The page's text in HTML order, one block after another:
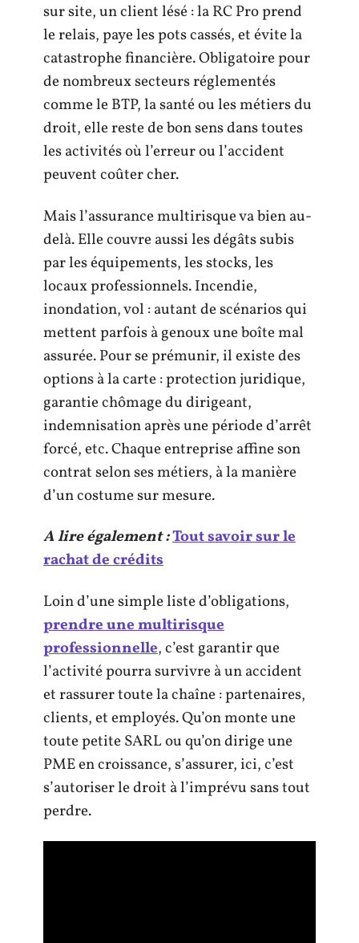
sur site, un client lésé : la RC Pro prend
le relais, paye les pots cassés, et évite la
catastrophe financière. Obligatoire pour
de nombreux secteurs réglementés
comme le BTP, la santé ou les métiers du
droit, elle reste de bon sens dans toutes
les activités où l’erreur ou l’accident
peuvent coûter cher.
Mais l’assurance multirisque va bien au-
delà. Elle couvre aussi les dégâts subis
par les équipements, les stocks, les
locaux professionnels. Incendie,
inondation, vol : autant de scénarios qui
mettent parfois à genoux une boîte mal
assurée. Pour se prémunir, il existe des
options à la carte : protection juridique,
garantie chômage du dirigeant,
indemnisation après une période d’arrêt
forcé, etc. Chaque entreprise affine son
contrat selon ses métiers, à la manière
d’un costume sur mesure.
A lire également :Tout savoir sur le
rachat de crédits
Loin d’une simple liste d’obligations,
prendre une multirisque
professionnelle, c’est garantir que
l’activité pourra survivre à un accident
et rassurer toute la chaîne : partenaires,
clients, et employés. Qu’on monte une
toute petite SARL ou qu’on dirige une
PME en croissance, s’assurer, ici, c’est
s’autoriser le droit à l’imprévu sans tout
perdre.